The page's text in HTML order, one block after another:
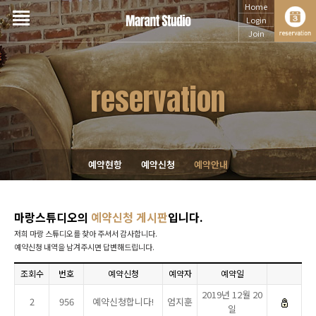
Home
Login
Join
reservation
예약현항 예약신청 예약안내
마랑스튜디오의 예약신청 게시판입니다.
저희 마랑 스튜디오를 찾아 주셔서 감사합니다.
예약신청 내역을 남겨주시면 답변해드립니다.
조회수 번호 예약신청 예약자 예약일
2 956 예약신청합니다! 엄지훈
2019년 12월 20
일